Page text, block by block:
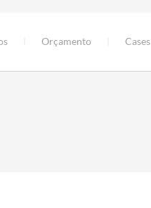
Orçamento Cases